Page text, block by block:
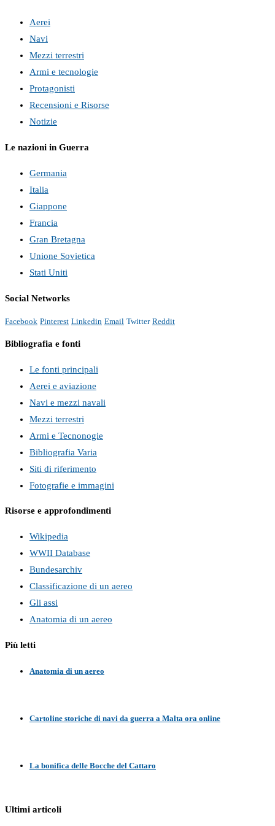
Aerei
Navi
Mezzi terrestri
Armi e tecnologie
Protagonisti
Recensioni e Risorse
Notizie
Le nazioni in Guerra
Germania
Italia
Giappone
Francia
Gran Bretagna
Unione Sovietica
Stati Uniti
Social Networks
Facebook Pinterest Linkedin Email Twitter Reddit
Bibliografia e fonti
Le fonti principali
Aerei e aviazione
Navi e mezzi navali
Mezzi terrestri
Armi e Tecnonogie
Bibliografia Varia
Siti di riferimento
Fotografie e immagini
Risorse e approfondimenti
Wikipedia
WWII Database
Bundesarchiv
Classificazione di un aereo
Gli assi
Anatomia di un aereo
Più letti
Anatomia di un aereo
Cartoline storiche di navi da guerra a Malta ora online
La bonifica delle Bocche del Cattaro
Ultimi articoli